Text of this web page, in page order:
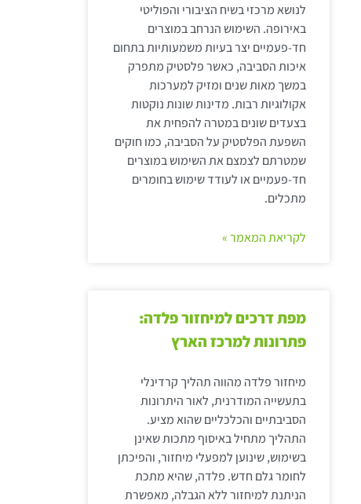
לנושא מרכזי בשיח הציבורי והפוליטי
באירופה. השימוש הנרחב במוצרים
חד-פעמיים יצר בעיות משמעותיות בתחום
איכות הסביבה, כאשר פלסטיק מתפרק
במשך מאות שנים ומזיק למערכות
אקולוגיות רבות. מדינות שונות נוקטות
בצעדים שונים במטרה להפחית את
השפעת הפלסטיק על הסביבה, כמו חוקים
שמטרתם לצמצם את השימוש במוצרים
חד-פעמיים או לעודד שימוש בחומרים
מתכלים.
לקריאת המאמר »
מפת דרכים למיחזור פלדה:
פתרונות למרכז הארץ
מיחזור פלדה מהווה תהליך קרדינלי
בתעשייה המודרנית, לאור היתרונות
הסביבתיים והכלכליים שהוא מציע.
התהליך מתחיל באיסוף מתכות שאינן
בשימוש, שינוען למפעלי מיחזור, והפיכתן
לחומר גלם חדש. פלדה, שהיא מתכת
הניתנת למיחזור ללא הגבלה, מאפשרת